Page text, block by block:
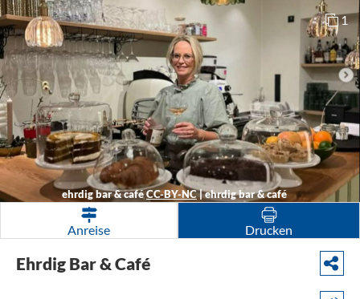
ehrdig bar & caféCC-BY-NC|ehrdig bar & café
1
Anreise Drucken
Ehrdig Bar & Café